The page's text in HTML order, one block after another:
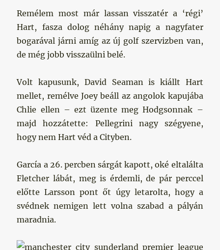
Remélem most már lassan visszatér a ‘régi’
Hart, fasza dolog néhány napig a nagyfater
bogarával járni amíg az új golf szervizben van,
de még jobb visszaülni belé.
Volt kapusunk, David Seaman is kiállt Hart
mellet, remélve Joey beáll az angolok kapujába
Chlie ellen – ezt üzente meg Hodgsonnak –
majd hozzátette: Pellegrini nagy szégyene,
hogy nem Hart véd a Cityben.
García a 26. percben sárgát kapott, oké eltalálta
Fletcher lábát, meg is érdemli, de pár perccel
előtte Larsson pont őt úgy letarolta, hogy a
svédnek nemigen lett volna szabad a pályán
maradnia.